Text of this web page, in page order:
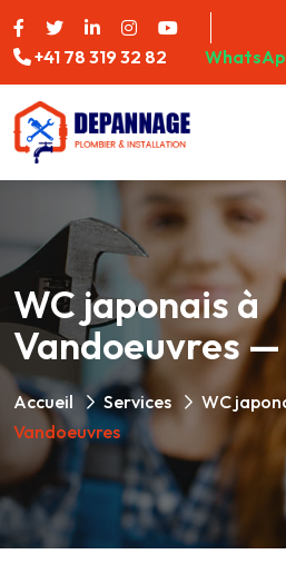
+41 78 319 32 82
WC japonais à
Vandoeuvres
Accueil Services
WC
Vandoeuvres